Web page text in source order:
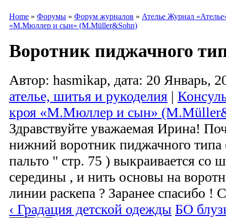
Home » Форумы » Форум журналов » Ателье Журнал
«М.Мюллер и сын» (M.Müller&Sohn)
Воротник пиджачного
Автор: hasmikap, дата: 20 Январь,
ателье, шитья и рукоделия |
кроя «М.Мюллер и сын»
Здравствуйте уважаемая Ирина!
нижний воротник пиджачного
пальто " стр. 75 ) выкраивается со
середины , и нить основы на
линии раскепа ? Заранее спасибо
‹ Градация детской одежды БО